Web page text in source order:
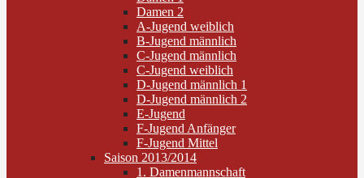
Damen 2
A-Jugend weiblich
B-Jugend männlich
C-Jugend männlich
C-Jugend weiblich
D-Jugend männlich 1
D-Jugend männlich 2
E-Jugend
F-Jugend Anfänger
F-Jugend Mittel
Saison 2013/2014
1. Damenmannschaft